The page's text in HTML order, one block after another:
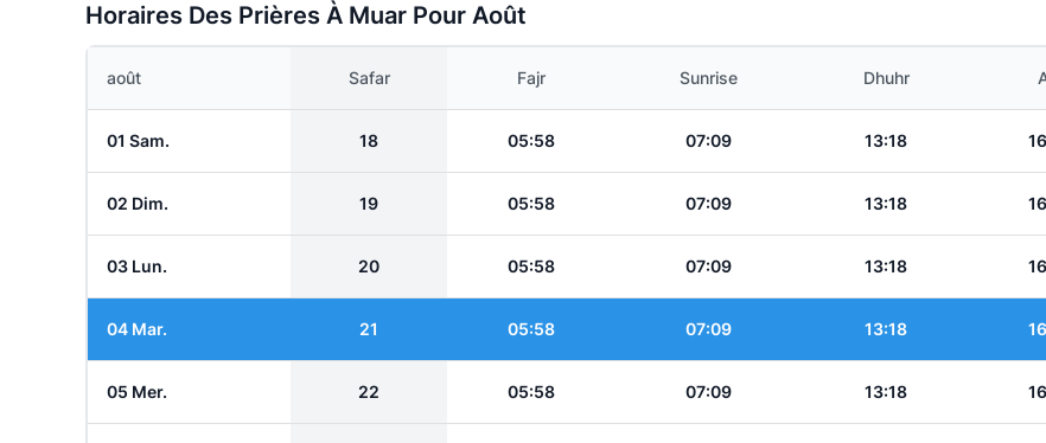
Horaires Des Prières À Muar Pour Août
août Safar Fajr Sunrise Dhuhr
01 Sam. 18 05:58 07:09 13:18
02 Dim. 19 05:58 07:09 13:18
03 Lun. 20 05:58 07:09 13:18
04 Mar. 21 05:58 07:09 13:18
05 Mer. 22 05:58 07:09 13:18